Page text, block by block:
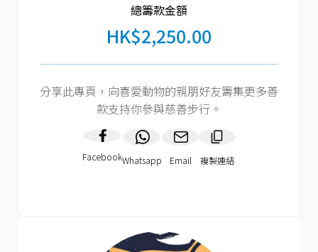
總籌款金額​
HK$2,250.00
分享此專頁，向喜愛動物的親朋好友籌集更多善
款支持你參與慈善步行。
FacebookWhatsapp Email 複製連結​